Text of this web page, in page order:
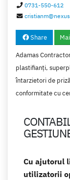
0731-550-612
Share
Adamas
plastifianți,
întarzietori de
conformitate cu
Cu ajutorul
utilizatorii